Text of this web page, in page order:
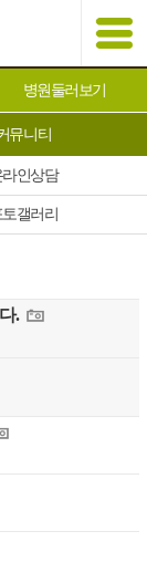
병원둘러보기
뮤니티
라인상담
토갤러리
.